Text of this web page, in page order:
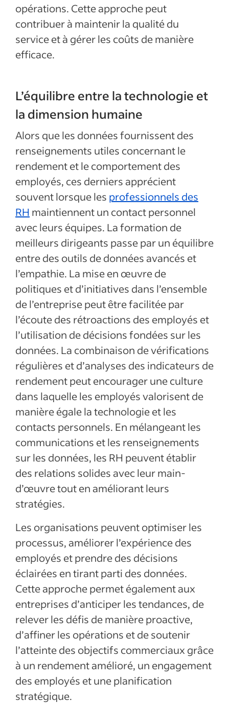
opérations. Cette approche peut
contribuer à maintenir la qualité du
service et à gérer les coûts de manière
efficace.
L’équilibre entre la technologie et
la dimension humaine
Alors que les données fournissent des
renseignements utiles concernant le
rendement et le comportement des
employés, ces derniers apprécient
souvent lorsque les professionnels des
RH maintiennent un contact personnel
avec leurs équipes. La formation de
meilleurs dirigeants passe par un équilibre
entre des outils de données avancés et
l’empathie. La mise en œuvre de
politiques et d’initiatives dans l’ensemble
de l’entreprise peut être facilitée par
l’écoute des rétroactions des employés et
l’utilisation de décisions fondées sur les
données. La combinaison de vérifications
régulières et d’analyses des indicateurs de
rendement peut encourager une culture
dans laquelle les employés valorisent de
manière égale la technologie et les
contacts personnels. En mélangeant les
communications et les renseignements
sur les données, les RH peuvent établir
des relations solides avec leur main-
d’œuvre tout en améliorant leurs
stratégies.
Les organisations peuvent optimiser les
processus, améliorer l’expérience des
employés et prendre des décisions
éclairées en tirant parti des données.
Cette approche permet également aux
entreprises d’anticiper les tendances, de
relever les défis de manière proactive,
d’affiner les opérations et de soutenir
l’atteinte des objectifs commerciaux grâce
à un rendement amélioré, un engagement
des employés et une planification
stratégique.